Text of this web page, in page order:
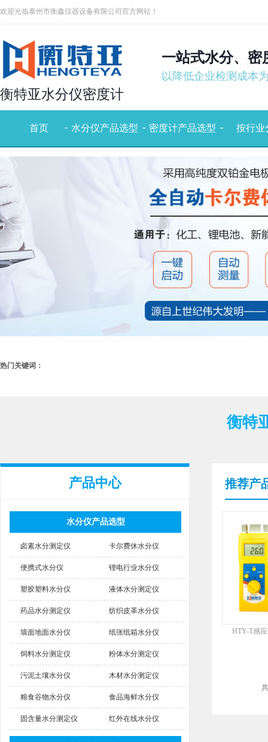
欢迎光临泰州市衡鑫仪器设备有限公司官方网站！
衡特亚水分仪密度计
一站式水分、密
以降低企业检测成本
首页 - 水分仪产品选型 -
- 密度计产品选型 -
- 按行业
热门关键词：
衡特
产品中心
水分仪产品选型
卤素水分测定仪 卡尔费休水分仪
便携式水分仪 锂电行业水分仪
塑胶塑料水分仪 液体水分测定仪
药品水分测定仪 纺织皮革水分仪
墙面地面水分仪 纸张纸箱水分仪
饲料水分测定仪 粉体水分测定仪
污泥土壤水分仪 木材水分测定仪
粮食谷物水分仪 食品海鲜水分仪
固含量水分测定仪 红外在线水分仪
推荐产
HTY-T感
共